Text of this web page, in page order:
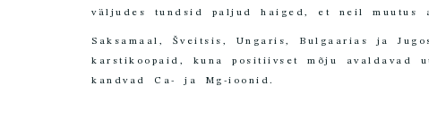
väljudes tundsid paljud haiged, et neil muutus
Saksamaal, Šveitsis, Ungaris, Bulgaarias ja
karstikoopaid, kuna positiivset mõju avaldavad
kandvad Ca- ja Mg-ioonid.